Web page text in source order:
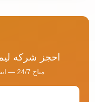
احجز شركه
متاح 24/7 — اتصل أو راسلنا على واتساب